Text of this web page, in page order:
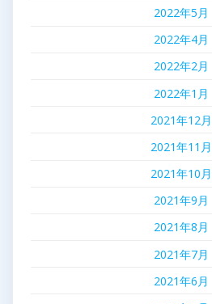
2022年5月
2022年4月
2022年2月
2022年1月
2021年12月
2021年11月
2021年10月
2021年9月
2021年8月
2021年7月
2021年6月